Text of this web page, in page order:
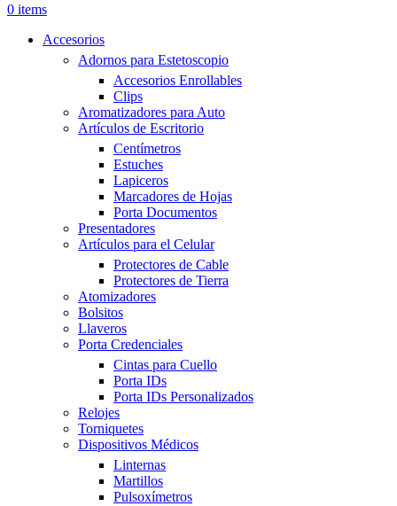
0 items
Accesorios
Adornos para Estetoscopio
Accesorios Enrollables
Clips
Aromatizadores para Auto
Artículos de Escritorio
Centímetros
Estuches
Lapiceros
Marcadores de Hojas
Porta Documentos
Presentadores
Artículos para el Celular
Protectores de Cable
Protectores de Tierra
Atomizadores
Bolsitos
Llaveros
Porta Credenciales
Cintas para Cuello
Porta IDs
Porta IDs Personalizados
Relojes
Torniquetes
Dispositivos Médicos
Linternas
Martillos
Pulsoxímetros